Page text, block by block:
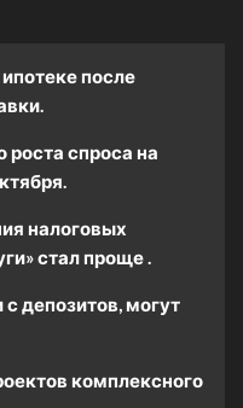
после
роста спроса на
налоговых
стал проще .
депозитов, могут
комплексного